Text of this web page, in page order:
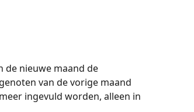
de nieuwe maand de
van de vorige maand
ingevuld worden, alleen in